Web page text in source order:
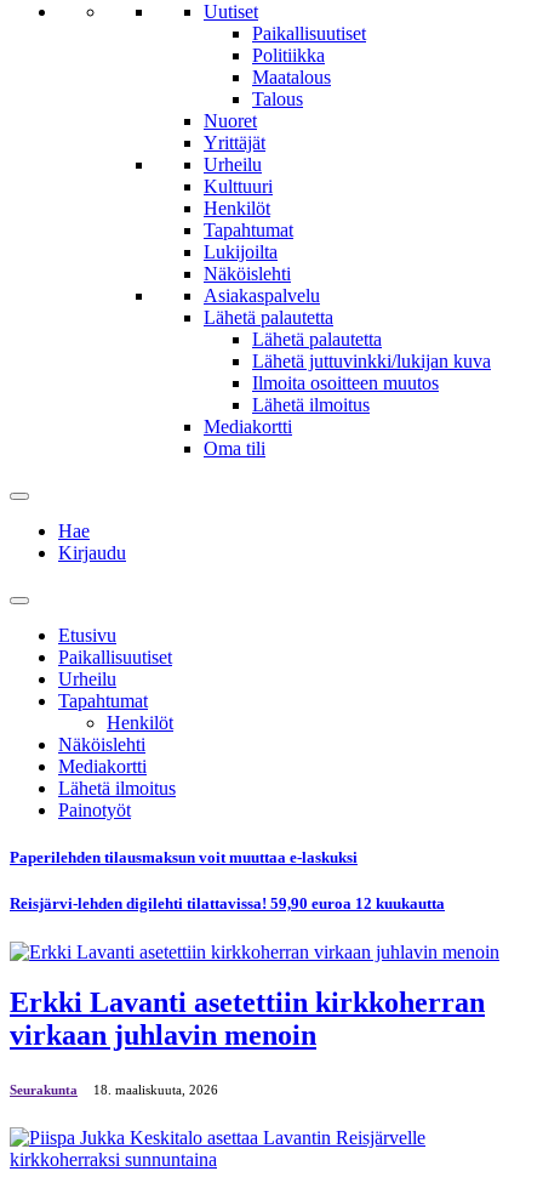
Uutiset
Paikallisuutiset
Politiikka
Maatalous
Talous
Nuoret
Yrittäjät
Urheilu
Kulttuuri
Henkilöt
Tapahtumat
Lukijoilta
Näköislehti
Asiakaspalvelu
Lähetä palautetta
Lähetä palautetta
Lähetä juttuvinkki/lukijan kuva
Ilmoita osoitteen muutos
Lähetä ilmoitus
Mediakortti
Oma tili
Hae
Kirjaudu
Etusivu
Paikallisuutiset
Urheilu
Tapahtumat
Henkilöt
Näköislehti
Mediakortti
Lähetä ilmoitus
Painotyöt
Paperilehden tilausmaksun voit muuttaa e-laskuksi
Reisjärvi-lehden digilehti tilattavissa! 59,90 euroa 12 kuukautta
Erkki Lavanti asetettiin kirkkoherran
virkaan juhlavin menoin
Seurakunta 18. maaliskuuta, 2026